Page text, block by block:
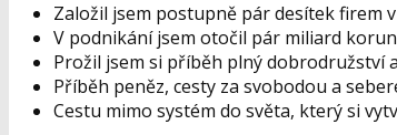
Založil jsem postupně pár desítek firem
V podnikání jsem otočil pár miliard
Prožil jsem si příběh plný dobrodružství
Příběh peněz, cesty za svobodou a
Cestu mimo systém do světa, který si